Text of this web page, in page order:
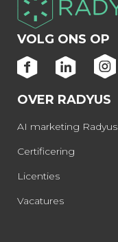
VOLG ONS OP
OVER RADYUS
AI marketing Radyus
Certificering
Licenties
Vacatures